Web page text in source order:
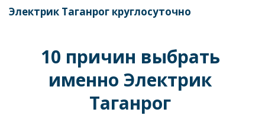
Электрик Таганрог круглосуточно
10 причин выбрать
именно Электрик
Таганрог